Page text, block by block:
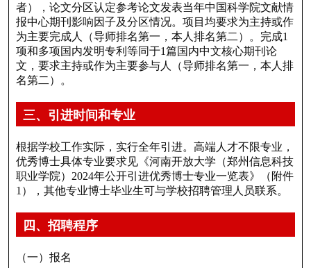
者），论文分区认定参考论文发表当年中国科学院文献情
报中心期刊影响因子及分区情况。项目均要求为主持或作
为主要完成人（导师排名第一，本人排名第二）。完成1
项和多项国内发明专利等同于1篇国内中文核心期刊论
文，要求主持或作为主要参与人（导师排名第一，本人排
名第二）。
三、引进时间和专业
根据学校工作实际，实行全年引进。高端人才不限专业，
优秀博士具体专业要求见《河南开放大学（郑州信息科技
职业学院）2024年公开引进优秀博士专业一览表》（附件
1），其他专业博士毕业生可与学校招聘管理人员联系。
四、招聘程序
（一）报名